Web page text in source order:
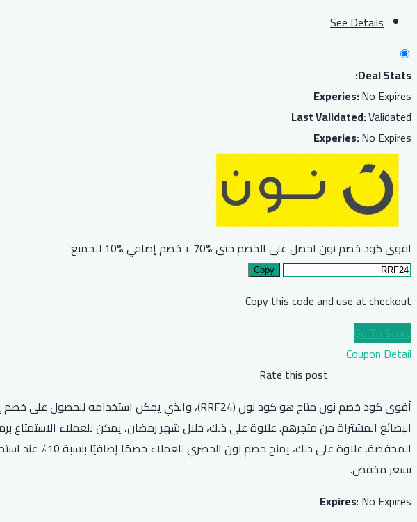
See Details
Deal Stats:
Experies:No Expires
Last Validated:Validated
Experies:No Expires
اقوى كود خصم نون احصل على الخصم حتى %70 + خصم إضافي %10 للجميع
Copy
Copy this code and use at checkout
Go To Store
Coupon Detail
Rate this post
البضائع المشتراة من متجرهم. علاوة على ذلك، خلال شهر رمضان، يمكن للعملاء
بسعر مخفض.
Expires: No Expires